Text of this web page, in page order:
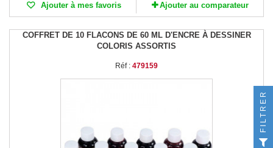
Ajouter à mes favoris Ajouter au comparateur
COFFRET DE 10 FLACONS DE 60 ML D'ENCRE À DESSINER
COLORIS ASSORTIS
Réf : 479159
FILTRER